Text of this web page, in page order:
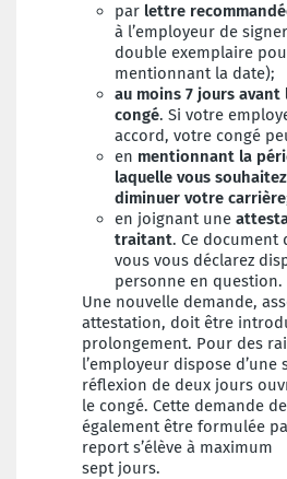
par lettre
à l’employeur de
double exemplaire
mentionnant la date);
au moins 7 jours
congé. Si votre
accord, votre congé
en mentionnant la
laquelle vous
diminuer votre carrière
en joignant une
traitant. Ce document
vous vous déclarez
personne en question.
Une nouvelle demande,
attestation, doit être
prolongement. Pour des
l’employeur dispose
réflexion de deux jours
le congé. Cette demande
également être formulée
report s’élève à maximum
sept jours.